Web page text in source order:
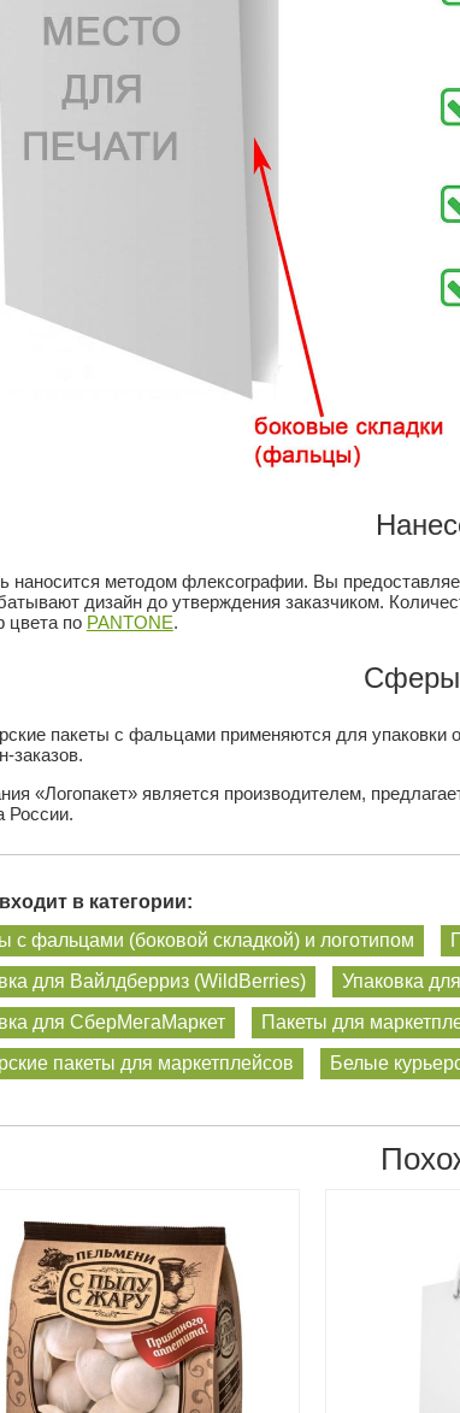
наносится методом флексографии. Вы
дизайн до утверждения заказчиком.
цвета по PANTONE.
Сферы
пакеты с фальцами применяются для упаковки
заказов.
«Логопакет» является производителем,
России.
в категории:
с фальцами (боковой складкой) и логотипом
для Вайлдберриз (WildBerries)
Упаковка
для СберМегаМаркет
Пакеты для
пакеты для маркетплейсов
Белые